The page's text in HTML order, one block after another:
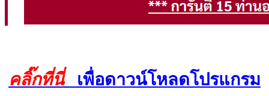
คลิ๊กที่นี่
เพื่อดาวน์โหลดโปรแกรม